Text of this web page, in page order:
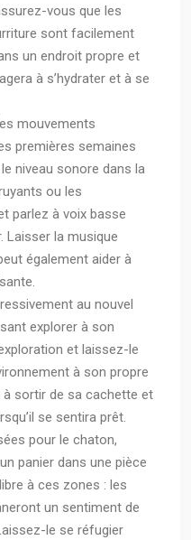
vous que les
sont facilement
un endroit propre et
à s’hydrater et à se
mouvements
premières semaines
niveau sonore dans la
ou les
parlez à voix basse
Laisser la musique
également aider à
au nouvel
explorer à son
et laissez-le
à son propre
sortir de sa cachette et
se sentira prêt.
pour le chaton,
panier dans une pièce
à ces zones : les
un sentiment de
le se réfugier